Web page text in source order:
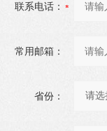
联系电话：
常用邮箱：
省份：